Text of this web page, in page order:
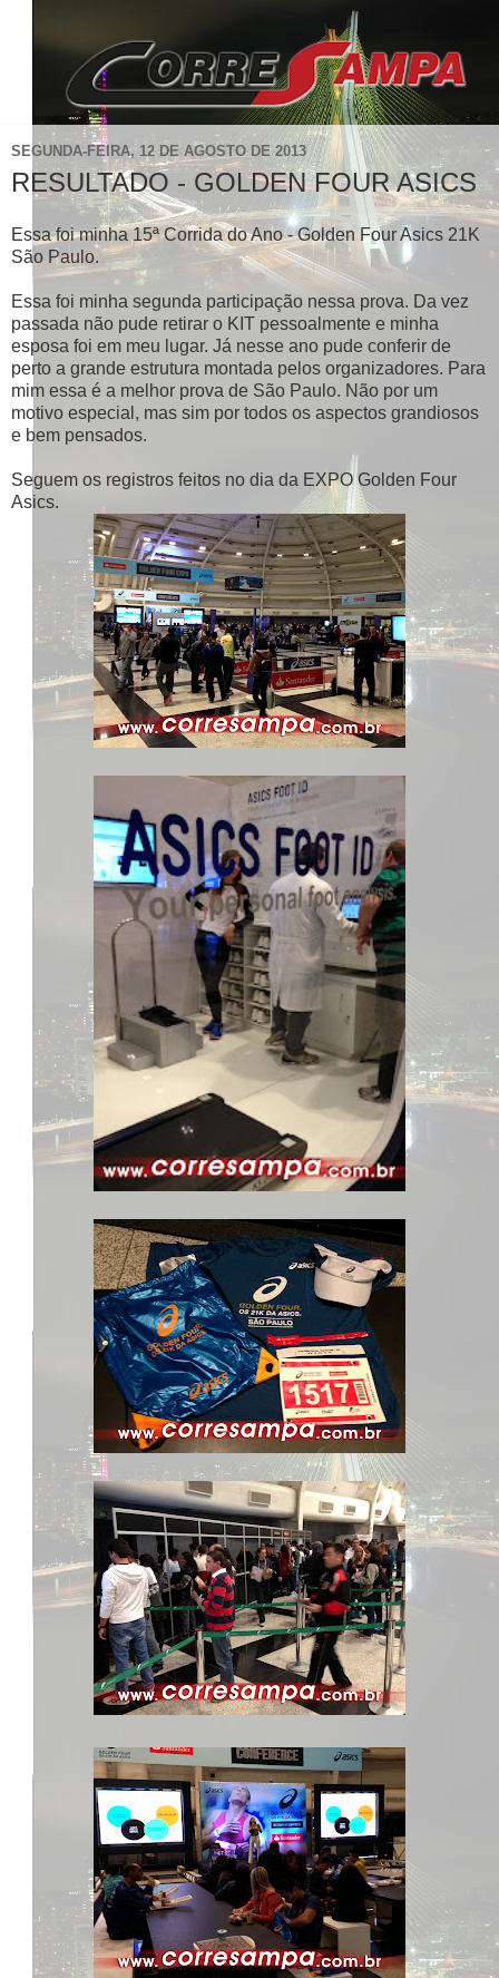
SEGUNDA-FEIRA, 12 DE AGOSTO DE 2013
RESULTADO - GOLDEN FOUR ASICS
Essa foi minha 15ª Corrida do Ano - Golden Four Asics 21K
São Paulo.
Essa foi minha segunda participação nessa prova. Da vez
passada não pude retirar o KIT pessoalmente e minha
esposa foi em meu lugar. Já nesse ano pude conferir de
perto a grande estrutura montada pelos organizadores. Para
mim essa é a melhor prova de São Paulo. Não por um
motivo especial, mas sim por todos os aspectos grandiosos
e bem pensados.
Seguem os registros feitos no dia da EXPO Golden Four
Asics.